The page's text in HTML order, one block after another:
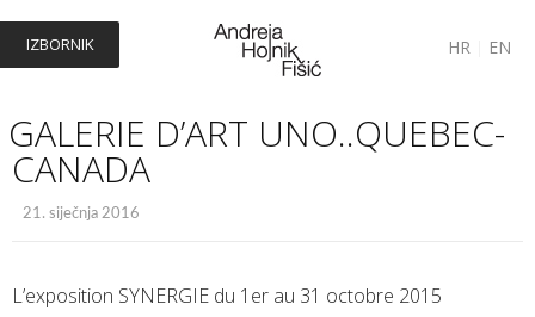
HR EN
GALERIE D’ART UNO..QUEBEC-
CANADA
21. siječnja 2016
L’exposition SYNERGIE du 1er au 31 octobre 2015
IZBORNIK